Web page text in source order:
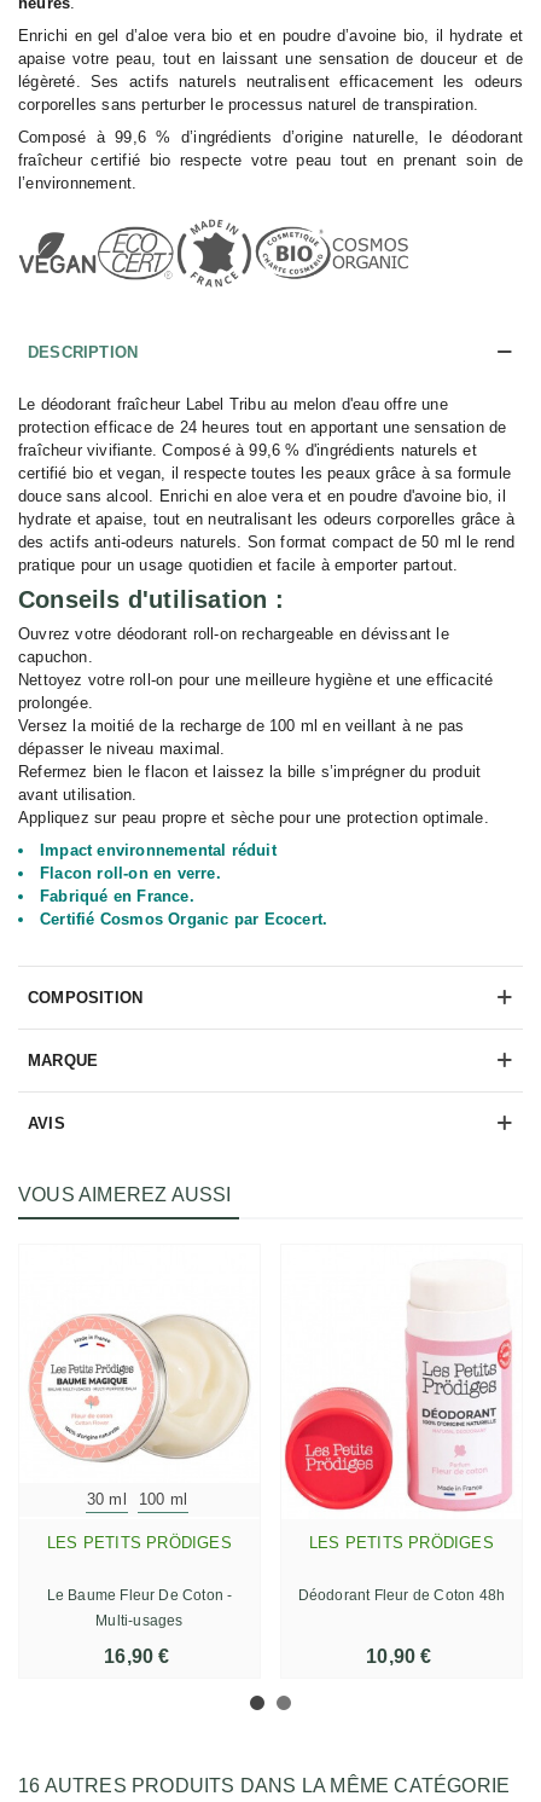
Enrichi en gel d’aloe vera bio et en poudre d’avoine bio, il hydrate et
apaise votre peau, tout en laissant une sensation de douceur et de
légèreté. Ses actifs naturels neutralisent efficacement les odeurs
corporelles sans perturber le processus naturel de transpiration.
Composé à 99,6 % d’ingrédients d’origine naturelle, le déodorant
fraîcheur certifié bio respecte votre peau tout en prenant soin de
l’environnement.
DESCRIPTION
Le déodorant fraîcheur Label Tribu au melon d'eau offre une
protection efficace de 24 heures tout en apportant une sensation de
fraîcheur vivifiante. Composé à 99,6 % d'ingrédients naturels et
certifié bio et vegan, il respecte toutes les peaux grâce à sa formule
douce sans alcool. Enrichi en aloe vera et en poudre d'avoine bio, il
hydrate et apaise, tout en neutralisant les odeurs corporelles grâce à
des actifs anti-odeurs naturels. Son format compact de 50 ml le rend
pratique pour un usage quotidien et facile à emporter partout.
Conseils d'utilisation :
Ouvrez votre déodorant roll-on rechargeable en dévissant le
capuchon.
Nettoyez votre roll-on pour une meilleure hygiène et une efficacité
prolongée.
Versez la moitié de la recharge de 100 ml en veillant à ne pas
dépasser le niveau maximal.
Refermez bien le flacon et laissez la bille s’imprégner du produit
avant utilisation.
Appliquez sur peau propre et sèche pour une protection optimale.
Impact environnemental réduit
Flacon roll-on en verre.
Fabriqué en France.
Certifié Cosmos Organic par Ecocert.
COMPOSITION
MARQUE
AVIS
VOUS AIMEREZ AUSSI
30 ml 100 ml
LES PETITS PRÖDIGES
Le Baume Fleur De Coton -
Multi-usages
16,90 €
LES PETITS PRÖDIGES
Déodorant Fleur de Coton 48h
10,90 €
16 AUTRES PRODUITS DANS LA MÊME CATÉGORIE